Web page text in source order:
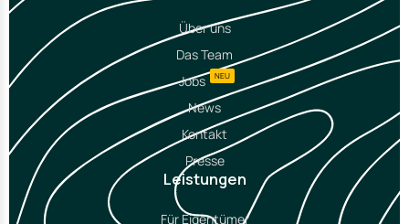
Über uns
Das Team
Jobs
NEU
News
Kontakt
Presse
Leistungen
Für Eigentümer